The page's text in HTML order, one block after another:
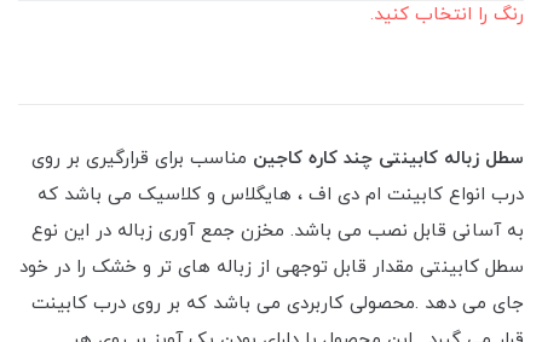
رنگ را انتخاب کنید.
سطل زباله کابینتی چند کاره کاجین مناسب برای قرارگیری بر روی
درب انواع کابینت ام دی اف ، هایگلاس و کلاسیک می باشد که
به آسانی قابل نصب می باشد. مخزن جمع آوری زباله در این نوع
سطل کابینتی مقدار قابل توجهی از زباله های تر و خشک را در خود
جای می دهد .محصولی کاربردی می باشد که بر روی درب کابینت